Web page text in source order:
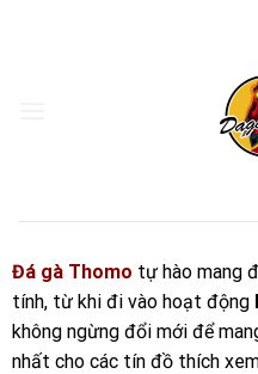
Đá gà Thomo tự hào mang
tính, từ khi đi vào hoạt động
không ngừng đổi mới để
nhất cho các tín đồ thích